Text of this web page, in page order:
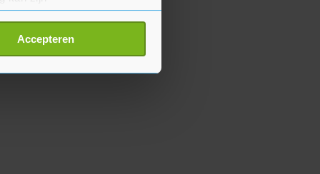
detailgedeelte
Accepteren